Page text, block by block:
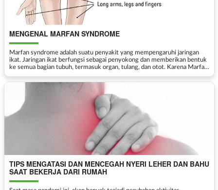
MENGENAL MARFAN SYNDROME
Marfan syndrome adalah suatu penyakit yang mempengaruhi jaringan
ikat. Jaringan ikat berfungsi sebagai penyokong dan memberikan bentuk
ke semua bagian tubuh, termasuk organ, tulang, dan otot. Karena Marfan
TIPS MENGATASI DAN MENCEGAH NYERI LEHER DAN BAHU
SAAT BEKERJA DARI RUMAH